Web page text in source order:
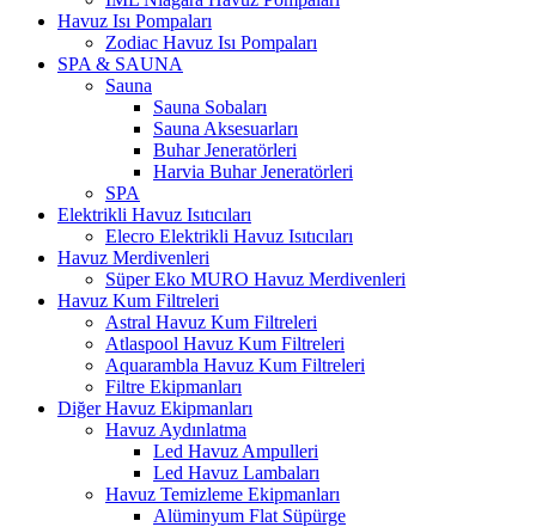
Havuz Isı Pompaları
Zodiac Havuz Isı Pompaları
SPA & SAUNA
Sauna
Sauna Sobaları
Sauna Aksesuarları
Buhar Jeneratörleri
Harvia Buhar Jeneratörleri
SPA
Elektrikli Havuz Isıtıcıları
Elecro Elektrikli Havuz Isıtıcıları
Havuz Merdivenleri
Süper Eko MURO Havuz Merdivenleri
Havuz Kum Filtreleri
Astral Havuz Kum Filtreleri
Atlaspool Havuz Kum Filtreleri
Aquarambla Havuz Kum Filtreleri
Filtre Ekipmanları
Diğer Havuz Ekipmanları
Havuz Aydınlatma
Led Havuz Ampulleri
Led Havuz Lambaları
Havuz Temizleme Ekipmanları
Alüminyum Flat Süpürge